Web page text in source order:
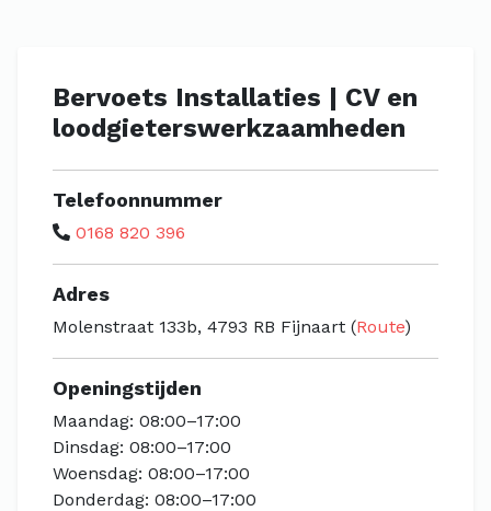
Bervoets Installaties | CV en
loodgieterswerkzaamheden‎
Telefoonnummer
0168 820 396
Adres
Molenstraat 133b, 4793 RB Fijnaart (Route)
Openingstijden
Maandag: 08:00–17:00
Dinsdag: 08:00–17:00
Woensdag: 08:00–17:00
Donderdag: 08:00–17:00